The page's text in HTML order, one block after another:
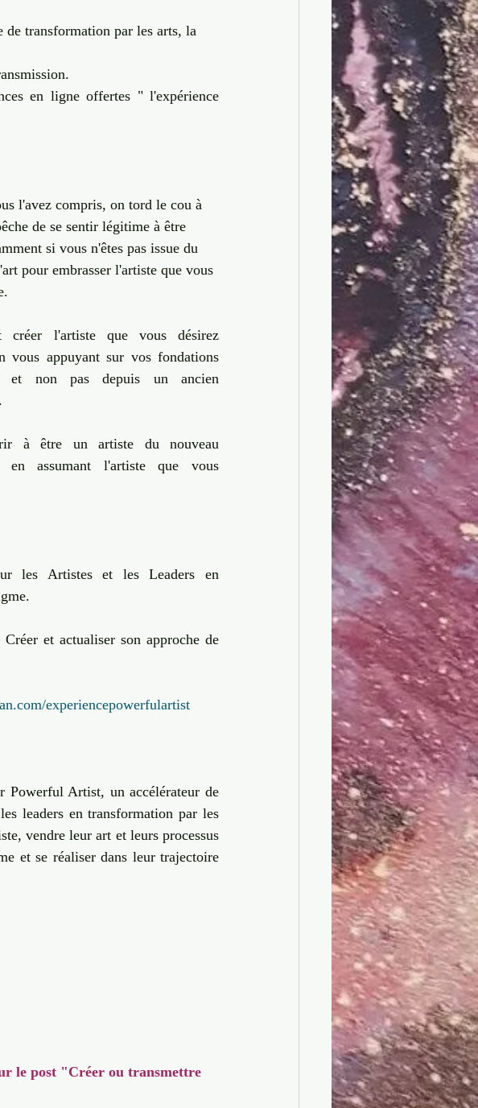
de transformation par les arts, la
en ligne offertes " l'expérience
l'avez compris, on tord le cou à
de se sentir légitime à être
si vous n'êtes pas issue du
pour embrasser l'artiste que vous
créer l'artiste que vous désirez
vous appuyant sur vos fondations
et non pas depuis un ancien
à être un artiste du nouveau
en assumant l'artiste que vous
les Artistes et les Leaders en
et actualiser son approche de
experiencepowerfulartist
Powerful Artist, un accélérateur de
leaders en transformation par les
vendre leur art et leurs processus
et se réaliser dans leur trajectoire
le post "Créer ou transmettre